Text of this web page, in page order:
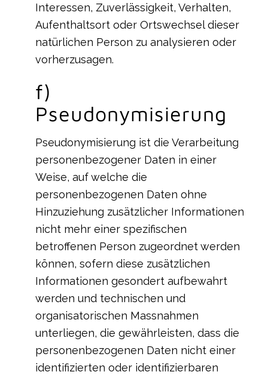
Interessen, Zuverlässigkeit, Verhalten,
Aufenthaltsort oder Ortswechsel dieser
natürlichen Person zu analysieren oder
vorherzusagen.
f)
Pseudonymisierung
Pseudonymisierung ist die Verarbeitung
personenbezogener Daten in einer
Weise, auf welche die
personenbezogenen Daten ohne
Hinzuziehung zusätzlicher Informationen
nicht mehr einer spezifischen
betroffenen Person zugeordnet werden
können, sofern diese zusätzlichen
Informationen gesondert aufbewahrt
werden und technischen und
organisatorischen Massnahmen
unterliegen, die gewährleisten, dass die
personenbezogenen Daten nicht einer
identifizierten oder identifizierbaren